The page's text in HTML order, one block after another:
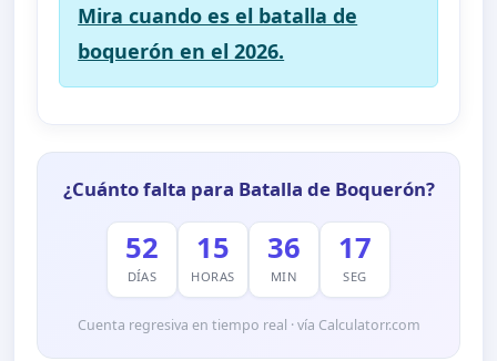
Mira cuando es el batalla de
boquerón en el 2026.
¿Cuánto falta para Batalla de Boquerón?
52
DÍAS
15
HORAS
36
MIN
17
SEG
Cuenta regresiva en tiempo real · vía Calculatorr.com